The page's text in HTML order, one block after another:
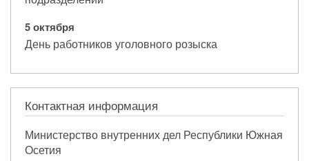
5 октября
День работников уголовного розыска
Контактная информация
Министерство внутренних дел Республики Южная
Осетия